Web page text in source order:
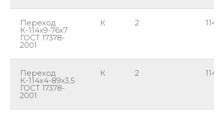
Переход
К-114х9-76х7
ГОСТ 17378-
2001
К 2 114
Переход
К-114х4-89х3,5
ГОСТ 17378-
2001
К 2 114